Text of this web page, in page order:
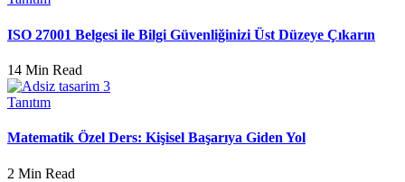
ISO 27001 Belgesi ile Bilgi Güvenliğinizi Üst Düzeye Çıkarın
14 Min Read
Tanıtım
Matematik Özel Ders: Kişisel Başarıya Giden Yol
2 Min Read